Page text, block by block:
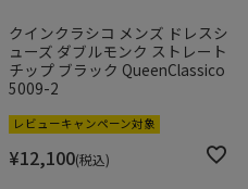
クインクラシコ メンズ ドレスシ
ューズ ダブルモンク ストレート
チップ ブラック QueenClassico
5009-2
レビューキャンペーン対象
¥12,100 税込